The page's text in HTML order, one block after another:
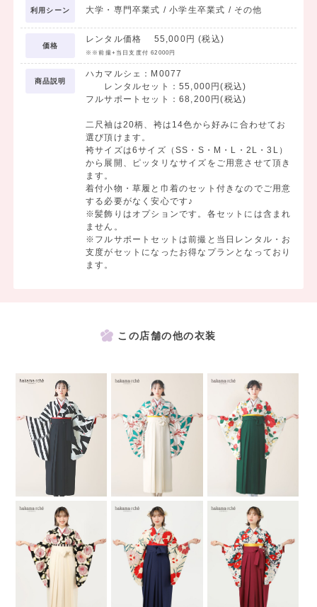
利用シーン 大学・専門卒業式 / 小学生卒業式 / その他
価格
レンタル価格 55,000円 (税込)
※※前撮+当日支度付 62000円
商品説明
ハカマルシェ：M0077
レンタルセット：55,000円(税込)
フルサポートセット：68,200円(税込)
二尺袖は20柄、袴は14色から好みに合わせてお
選び頂けます。
袴サイズは6サイズ（SS・S・M・L・2L・3L）
から展開、ピッタリなサイズをご用意させて頂き
ます。
着付小物・草履と巾着のセット付きなのでご用意
する必要がなく安心です♪
※髪飾りはオプションです。各セットには含まれ
ません。
※フルサポートセットは前撮と当日レンタル・お
支度がセットになったお得なプランとなっており
ます。
この店舗の他の衣装